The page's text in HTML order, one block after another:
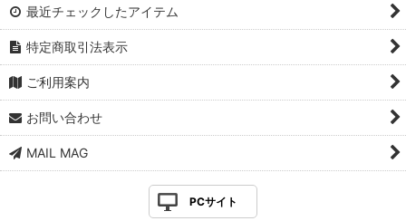
最近チェックしたアイテム
特定商取引法表示
ご利用案内
お問い合わせ
MAIL MAG
PCサイト